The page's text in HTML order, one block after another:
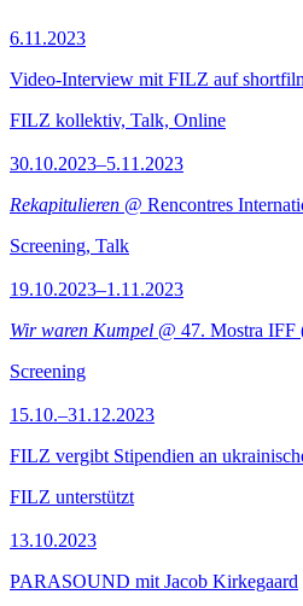
6.11.2023
Video-Interview mit FILZ auf
FILZ kollektiv, Talk, Online
30.10.2023–5.11.2023
Rekapitulieren @ Rencontres
Screening, Talk
19.10.2023–1.11.2023
Wir waren Kumpel @ 47. Mostra IFF
Screening
15.10.–31.12.2023
FILZ vergibt Stipendien an
FILZ unterstützt
13.10.2023
PARASOUND mit Jacob Kirkegaard